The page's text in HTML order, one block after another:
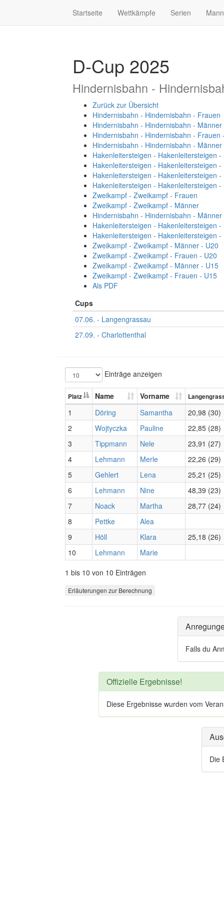
Startseite Wettkämpfe Serien
D-Cup 2025
Hindernisbahn -
Zurück zur Übersicht
Hindernisbahn - Hindernisbahn - Frauen
Hindernisbahn - Hindernisbahn - Männer
Hindernisbahn - Hindernisbahn - Frauen
Hindernisbahn - Hindernisbahn -
Hakenleitersteigen - Hakenleitersteigen
Hakenleitersteigen - Hakenleitersteigen -
Hakenleitersteigen - Hakenleitersteigen
Hakenleitersteigen - Hakenleitersteigen
Zweikampf - Zweikampf - Frauen
Zweikampf - Zweikampf - Männer
Hindernisbahn - Hindernisbahn -
Hakenleitersteigen - Hakenleitersteigen
Hakenleitersteigen - Hakenleitersteigen
Zweikampf - Zweikampf - Männer - U20
Zweikampf - Zweikampf - Frauen - U20
Zweikampf - Zweikampf - Männer - U15
Zweikampf - Zweikampf - Frauen - U15
Als PDF
Cups
07.06. - Langengrassau
27.09. - Charlottenthal
Einträge anzeigen
Platz Name Vorname
1 Döring Samantha
20,98 (30)
2
Wojtyczka Pauline
22,85 (28)
3
Tippmann Nele
23,91 (27)
4
Lehmann Merle
22,26 (29)
5
Gehlert Lena
25,21 (25)
6
Lehmann Nine
48,39 (23)
7
Noack Martha
28,77 (24)
8
Pettke
Alea
9
Höll Klara
25,18 (26)
10
Lehmann
Marie
1 bis 10 von 10 Einträgen
Erläuterungen zur Berechnung
Falls du
Offizielle Ergebnisse!
Diese Ergebnisse wurden vom
Die